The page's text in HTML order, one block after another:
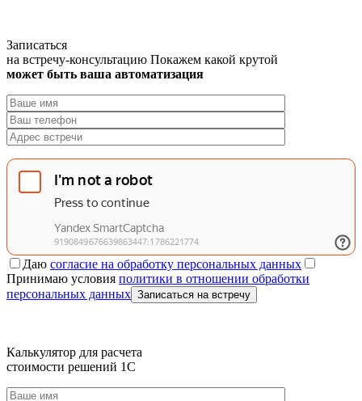
Записаться
на встречу-консультацию Покажем какой крутой
может быть ваша автоматизация
Даю согласие на обработку персональных данных
Принимаю условия политики в отношении обработки
персональных данных Записаться на встречу
Калькулятор для расчета
стоимости решений 1C